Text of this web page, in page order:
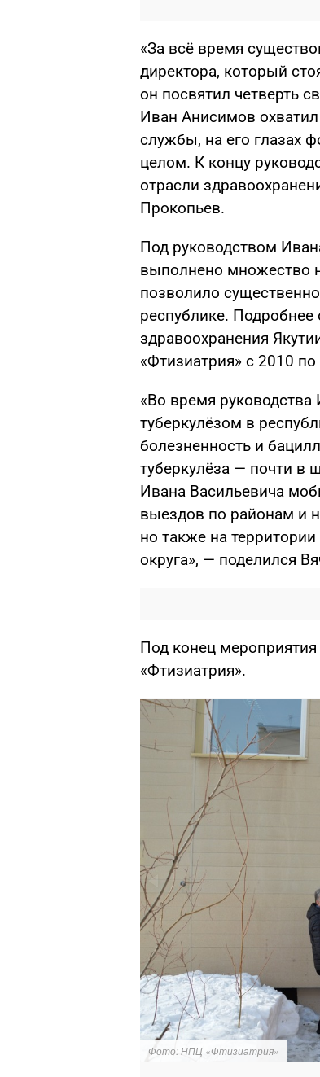
«За всё время
директора, который
он посвятил четверть
Иван Анисимов
службы, на его глазах
целом. К концу
отрасли
Прокопьев.
Под руководством
выполнено множество
позволило
республике.
здравоохранения
«Фтизиатрия» с 2010
«Во время
туберкулёзом в
болезненность и
туберкулёза — почти в
Ивана Васильевича
выездов по районам и
но также на
округа», — поделился
Под конец
«Фтизиатрия».
Фото: НПЦ «Фтизиатрия»